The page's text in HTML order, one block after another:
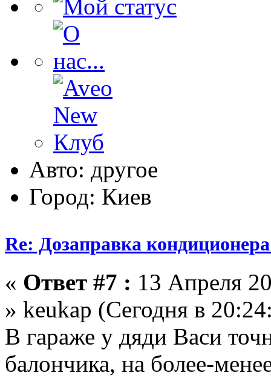
Авто: другое
Город: Киев
Re: Дозаправка
« Ответ #7 : 13 Апреля
» keukap (Сегодня в
В гараже у дяди Васи
балончика, на более-